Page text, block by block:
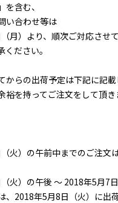
含む、
い合わせ等は
月）より、順次ご対応させ
ださい。
からの出荷予定は下記に記載
裕を持ってご注文をして頂
火）の午前中までのご注文
火）の午後 ～ 2018年5月7
、2018年5月8日（火）に出